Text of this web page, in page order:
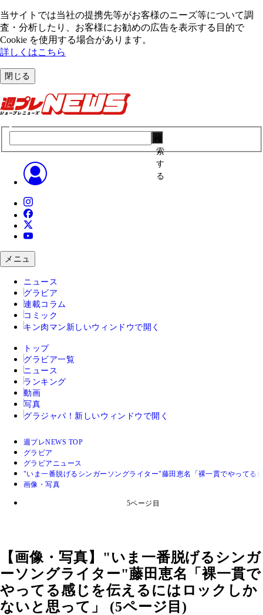
当サイトでは当社の提携先等がお客様のニーズ等について調
査・分析したり、お客様にお勧めの広告を表⽰する⽬的で
Cookie を使⽤する場合があります。
詳しくはこちら
閉じる
索
す
る
メニュ
ニュース
グラビア
連載コラム
コミック
キン肉マン 新しいウィンドウで開く
トップ
グラビア一覧
ニュース
ランキング
動画
写真
グラジャパ！ 新しいウィンドウで開く
週プレNEWS TOP
グラビア
グラビアニュース
"いま一番脱げるシンガーソングライター"藤田恵名「裸一貫でやってる
画像・写真
5ページ目
【画像・写真】"いま一番脱げるシンガ
ーソングライター"藤田恵名「裸一貫で
やってる感じを伝えるにはロックしか
ないと思って」 (5ページ目)